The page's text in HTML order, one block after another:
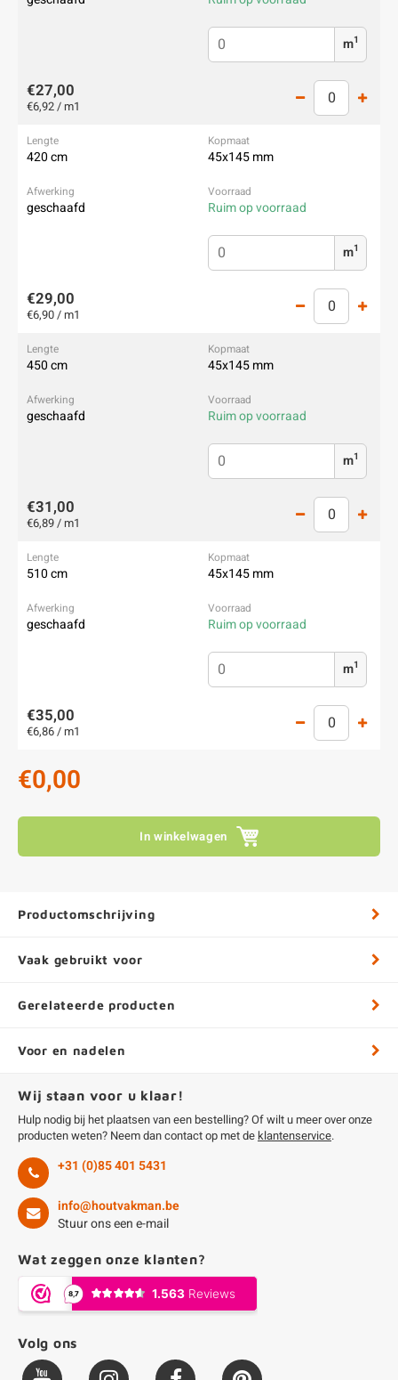
m1
€27,00
€6,92 / m1
420 cm 45x145 mm
geschaafd Ruim op voorraad
m1
€29,00
€6,90 / m1
450 cm 45x145 mm
geschaafd Ruim op voorraad
m1
€31,00
€6,89 / m1
510 cm 45x145 mm
geschaafd Ruim op voorraad
m1
€35,00
€6,86 / m1
€0,00
In winkelwagen
Productomschrijving
Vaak gebruikt voor
Gerelateerde producten
Voor en nadelen
Wij staan voor u klaar!
Hulp nodig bij het plaatsen van een bestelling? Of wilt u meer over onze
producten weten? Neem dan contact op met de klantenservice.
+31 (0)85 401 5431
info@houtvakman.be
Stuur ons een e-mail
Wat zeggen onze klanten?
Volg ons